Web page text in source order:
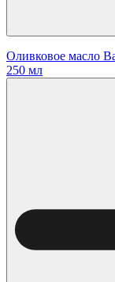
Оливковое масло
250 мл